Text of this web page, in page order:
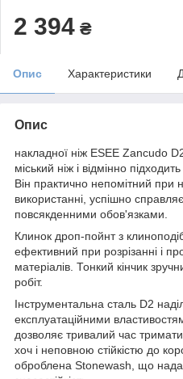
2 394 ₴
Опис Характеристики
Опис
накладної ніж ESEE Zancudo
міський ніж і відмінно
Він практично непомітний при
використанні, успішно
повсякденними обов'язками.
Клинок дроп-пойнт з
ефективний при розрізанні і
матеріалів. Тонкий кінчик
робіт.
Інструментальна сталь D2
експлуатаційними
дозволяє тривалий час
хоч і неповною стійкістю до
оброблена Stonewash, що